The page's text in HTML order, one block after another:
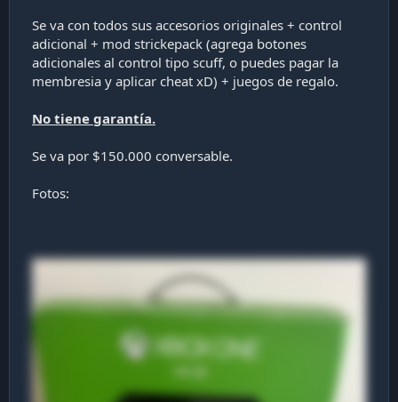
ó
n
Se va con todos sus accesorios originales + control
adicional + mod strickepack (agrega botones
adicionales al control tipo scuff, o puedes pagar la
membresia y aplicar cheat xD) + juegos de regalo.
No tiene garantía.
Se va por $150.000 conversable.
Fotos: